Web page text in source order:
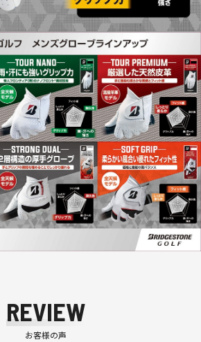
REVIEW
お客様の声